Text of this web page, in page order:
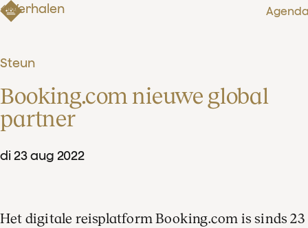
Verhalen
Steun
Booking.com nieuwe global
partner
di 23 aug 2022
Het digitale reisplatform Booking.com is sinds 23